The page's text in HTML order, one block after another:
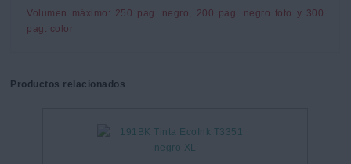
Volumen máximo: 250 pag. negro, 200 pag. negro foto y 300
pag. color
Productos relacionados